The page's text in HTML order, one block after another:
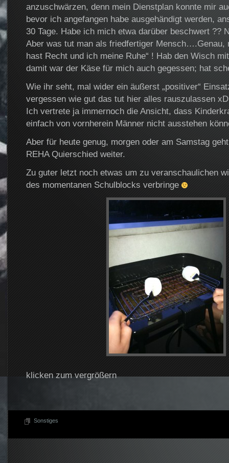
anzuschwärzen, denn mein Dienstplan konnte mir
bevor ich angefangen habe ausgehändigt werden,
30 Tage. Habe ich mich etwa darüber beschwert ??
Aber was tut man als friedfertiger Mensch….Genau,
hast Recht und ich meine Ruhe“ ! Hab den Wisch
damit war der Käse für mich auch gegessen; hat
Wie ihr seht, mal wider ein äußerst „positiver“
vergessen wie gut das tut hier alles rauszulassen
Ich vertrete ja immernoch die Ansicht, dass
einfach von vornherein Männer nicht ausstehen
Aber für heute genug, morgen oder am Samstag
REHA Quierschied weiter.
Zu guter letzt noch etwas um zu veranschaulichen
des momentanen Schulblocks verbringe
klicken zum vergrößern
Sonstiges